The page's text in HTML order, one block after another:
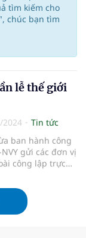
tìm kiếm cho
", chúc bạn tìm
lễ thế giới
2024
Tin tức
ban hành công
NVY gửi các đơn vị
công lập trực
sữa mẹ năm